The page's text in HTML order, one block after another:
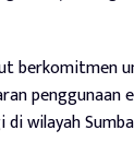
berkomitmen
penggunaan
wilayah